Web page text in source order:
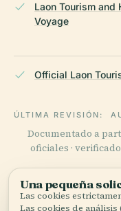
Laon Tourism
Voyage
Official Laon
ÚLTIMA REVISIÓN:
Documentado a
oficiales · verificado
Explora
Una pequeña
Las cookies
Las cookies de